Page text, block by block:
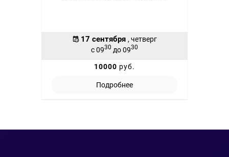
17 сентября , четверг
с 0930 до 0930
10000 руб.
Подробнее